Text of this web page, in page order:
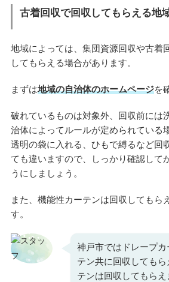
古着回収で回収してもらえる地
地域によっては、集団資源回収や古着
してもらえる場合があります。
まずは地域の自治体のホームページを
破れているものは対象外、回収前には
治体によってルールが定められている
透明の袋に入れる、ひもで縛るなど回
ても違いますので、しっかり確認して
うにしましょう。
また、機能性カーテンは回収してもら
す。
神戸市ではドレープ
テン共に回収しても
テンは回収してもらえ